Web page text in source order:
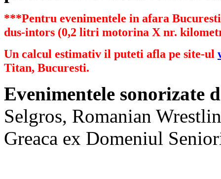
***Pentru evenimentele in afara
dus-intors (0,2 litri motorina X nr.
Un calcul estimativ il puteti afla pe site-ul
Titan, Bucuresti.
Evenimentele sonorizate
Selgros, Romanian
Greaca ex Domeniul